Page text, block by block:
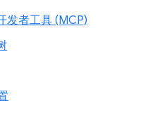
发者工具 (MCP)